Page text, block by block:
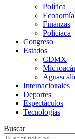
Política
Economía
Finanzas
Policiaca
Congreso
Estados
CDMX
Internacionales
Deportes
Espectáculos
Tecnologías
Buscar